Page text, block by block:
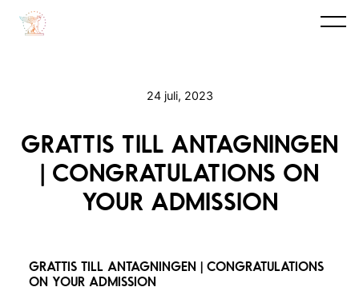
24 juli, 2023
GRATTIS TILL ANTAGNINGEN
| CONGRATULATIONS ON
YOUR ADMISSION
GRATTIS TILL ANTAGNINGEN | CONGRATULATIONS
ON YOUR ADMISSION